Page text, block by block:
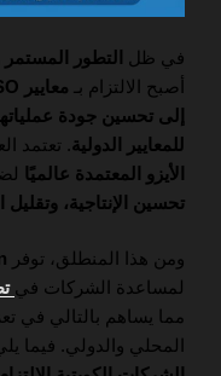
في ظل
التطور
أصبح الالتزام بـ معايير ISO
إلى تحسين جودة
للمعايير الدولية. تعتمد
الأيزو المعتمدة عالميًا
تحسين الإنتاجية،
ومن هذا المنطلق، توفر
لمساعدة الشركات في
مما يساهم بالتالي في
المحلي والدولي. فيما